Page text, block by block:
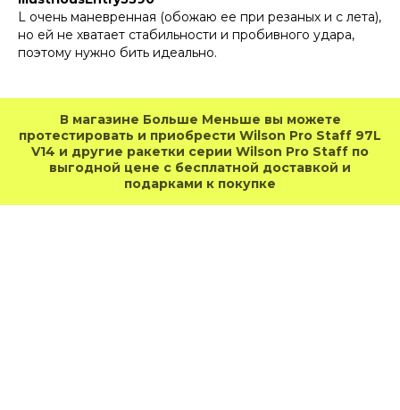
L очень маневренная (обожаю ее при резаных и с лета),
но ей не хватает стабильности и пробивного удара,
поэтому нужно бить идеально.
В магазине Больше Меньше вы можете
протестировать и приобрести Wilson Pro Staff 97L
V14 и другие ракетки серии Wilson Pro Staff по
выгодной цене с бесплатной доставкой и
подарками к покупке